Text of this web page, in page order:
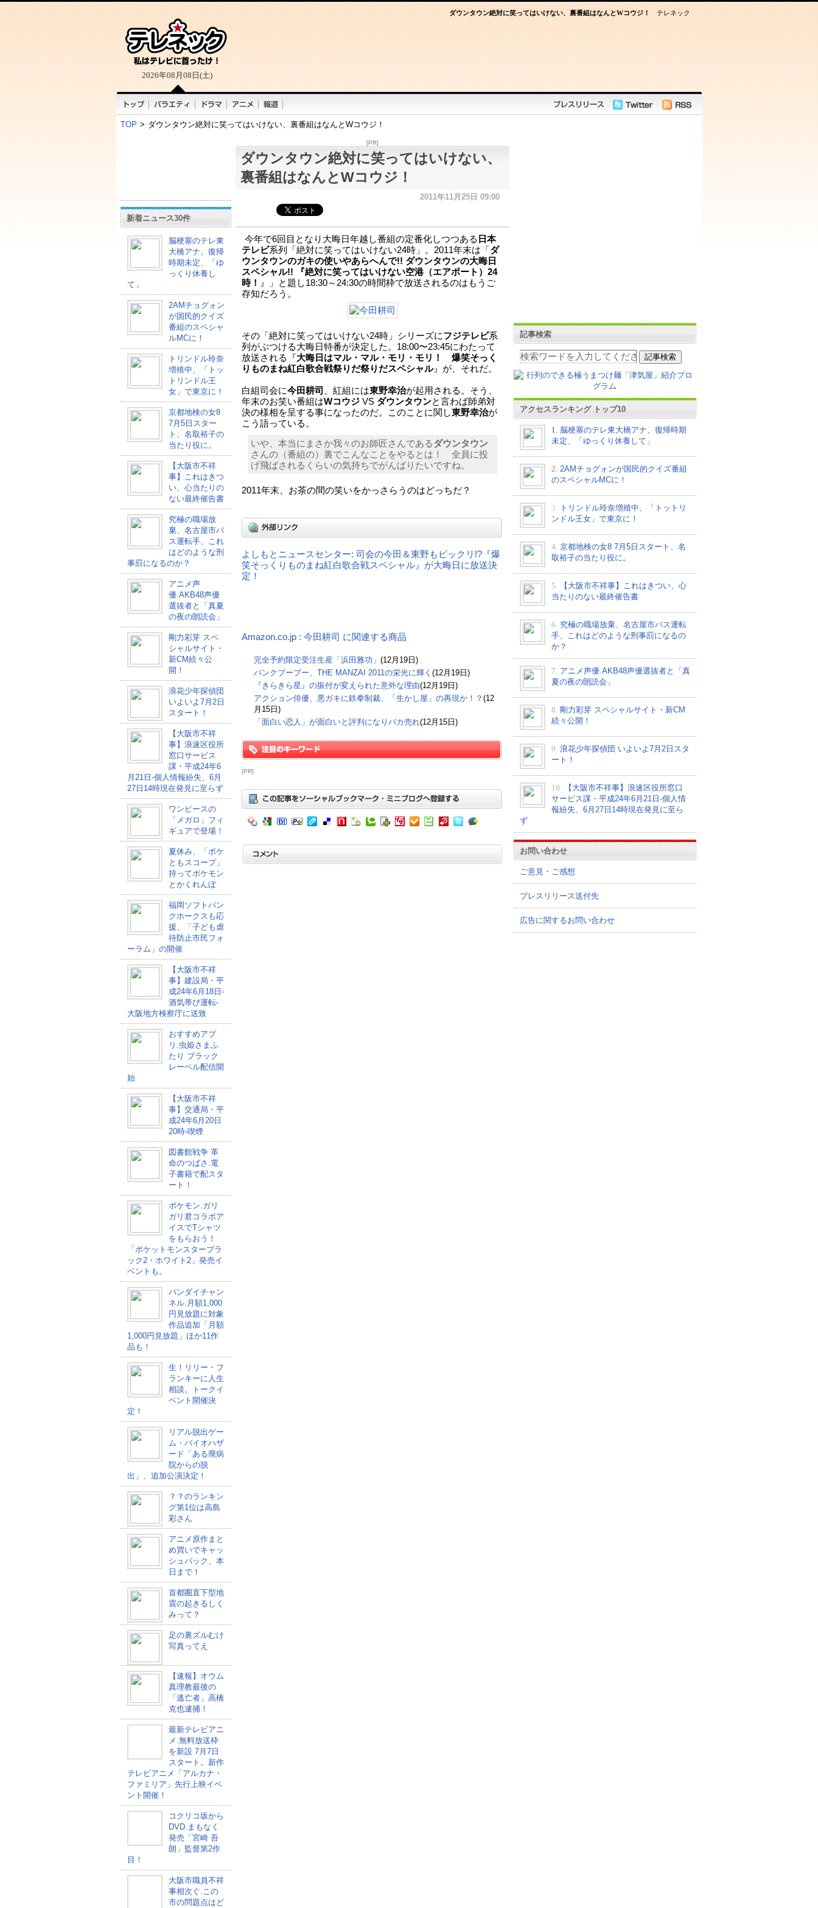
2026年08月08日(土)
テレネック
ダウンタウン絶対に笑ってはいけない、裏番組はなんとWコウジ！
TOP > ダウンタウン絶対に笑ってはいけない、裏番組はなんとWコウジ！
新着ニュース30件
脳梗塞のテレ東
大橋アナ、復帰
時期未定、「ゆ
っくり休養し
て」
2AMチョグォン
が国民的クイズ
番組のスペシャ
ルMCに！
トリンドル玲奈
増殖中、「トッ
トリンドル王
女」で東京に！
京都地検の女8
7月5日スター
ト、名取裕子の
当たり役に。
【大阪市不祥
事】これはきつ
い、心当たりの
ない最終催告書
究極の職場放
棄、名古屋市バ
ス運転手、これ
はどのような刑
事罰になるのか？
アニメ声
優.AKB48声優
選抜者と「真夏
の夜の朗読会」
剛力彩芽 スペ
シャルサイト・
新CM続々公
開！
浪花少年探偵団
いよいよ7月2日
スタート！
【大阪市不祥
事】浪速区役所
窓口サービス
課・平成24年6
月21日-個人情報紛失、6月
27日14時現在発見に至らず
ワンピースの
「メガロ」フィ
ギュアで登場！
夏休み、「ポケ
ともスコープ」
持ってポケモン
とかくれんぼ
福岡ソフトバン
クホークスも応
援、「子ども虐
待防止市民フォ
ーラム」の開催
【大阪市不祥
事】建設局・平
成24年6月18日-
酒気帯び運転-
大阪地方検察庁に送致
おすすめアプ
リ.虫姫さまふ
たり ブラック
レーベル配信開
始
【大阪市不祥
事】交通局・平
成24年6月20日
20時-喫煙
図書館戦争 革
命のつばさ.電
子書籍で配スタ
ート！
ポケモン.ガリ
ガリ君コラボア
イスでTシャツ
をもらおう！
「ポケットモンスターブラ
ック2・ホワイト2」発売イ
ベントも。
バンダイチャン
ネル.月額1,000
円見放題に対象
作品追加「月額
1,000円見放題」ほか11作
品も！
生！リリー・フ
ランキーに人生
相談。トークイ
ベント開催決
定！
リアル脱出ゲー
ム・バイオハザ
ード「ある廃病
院からの脱
出」、追加公演決定！
？？のランキン
グ第1位は高島
彩さん
アニメ原作まと
め買いでキャッ
シュバック、本
日まで！
首都圏直下型地
震の起きるしく
みって？
足の裏ズルむけ
写真ってえ
【速報】オウム
真理教最後の
「逃亡者」高橋
克也逮捕！
最新テレビアニ
メ.無料放送枠
を新設 7月7日
スタート。新作
テレビアニメ「アルカナ・
ファミリア」先行上映イベ
ント開催！
コクリコ坂から
DVD.まもなく
発売「宮崎 吾
朗」監督第2作
目！
大阪市職員不祥
事相次ぐ.この
市の問題点はど
[PR]
ダウンタウン絶対に笑ってはいけない、
裏番組はなんとWコウジ！
2011年11月25日 09:00
今年で6回目となり大晦日年越し番組の定番化しつつある 日本
テレビ系列「絶対に笑ってはいけない24時」。2011年末は「 ダ
ウンタウンのガキの使いやあらへんで!! ダウンタウンの大晦日
スペシャル!! 『絶対に笑ってはいけない空港（エアポート）24
時！
』」と題し18:30～24:30の時間枠で放送されるのはもうご
存知だろう。
その「絶対に笑ってはいけない24時」シリーズにフジテレビ系
列がぶつける大晦日特番が決定した。18:00〜23:45にわたって
放送される『大晦日はマル・マル・モリ・モリ！ 爆笑そっく
りものまね紅白歌合戦祭りだ祭りだスペシャル』が、それだ。
白組司会に今田耕司 、紅組には東野幸治が起用される。そう、
年末のお笑い番組はWコウジVS ダウンタウンと言わば師弟対
決の様相を呈する事になったのだ。このことに関し東野幸治が
こう語っている。
いや、本当にまさか我々のお師匠さんであるダウンタウン
さんの（番組の）裏でこんなことをやるとは！ 全員に投
げ飛ばされるくらいの気持ちでがんばりたいですね。
2011年末、お茶の間の笑いをかっさらうのはどっちだ？
よしもとニュースセンター: 司会の今田＆東野もビックリ!?『爆
笑そっくりものまね紅白歌合戦スペシャル』が大晦日に放送決
定！
Amazon.co.jp : 今田耕司 に関連する商品
完全予約限定受注生産「浜田雅功」 (12月19日)
パンクブーブー、THE MANZAI 2011の栄光に輝く (12月19日)
『きらきら星』の振付が変えられた意外な理由(12月19日)
アクション俳優、悪ガキに鉄拳制裁、「生かし屋」の再現か！？ (12
月15日)
「面白い恋人」が面白いと評判になりバカ売れ(12月15日)
[PR]
記事検索
アクセスランキング トップ10
1.
脳梗塞のテレ東大橋アナ、復帰時期
未定、「ゆっくり休養して」
2. 2AMチョグォンが国民的クイズ番組
のスペシャルMCに！
3.
トリンドル玲奈増殖中、「トットリ
ンドル王女」で東京に！
4. 京都地検の女8 7月5日スタート、名
取裕子の当たり役に。
5.
【大阪市不祥事】これはきつい、心
当たりのない最終催告書
6. 究極の職場放棄、名古屋市バス運転
手、これはどのような刑事罰になるの
か？
7. アニメ声優.AKB48声優選抜者と「真
夏の夜の朗読会」
8. 剛力彩芽 スペシャルサイト・新CM
続々公開！
9. 浪花少年探偵団 いよいよ7月2日スタ
ート！
10.
【大阪市不祥事】浪速区役所窓口
サービス課・平成24年6月21日-個人情
報紛失、6月27日14時現在発見に至ら
ず
お問い合わせ
ご意見・ご感想
プレスリリース送付先
広告に関するお問い合わせ